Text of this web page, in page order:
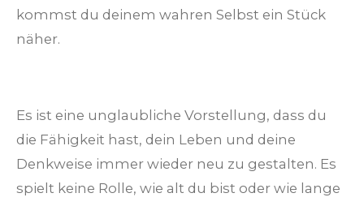
kommst du deinem wahren Selbst ein Stück
näher.
Es ist eine unglaubliche Vorstellung, dass du
die Fähigkeit hast, dein Leben und deine
Denkweise immer wieder neu zu gestalten. Es
spielt keine Rolle, wie alt du bist oder wie lange